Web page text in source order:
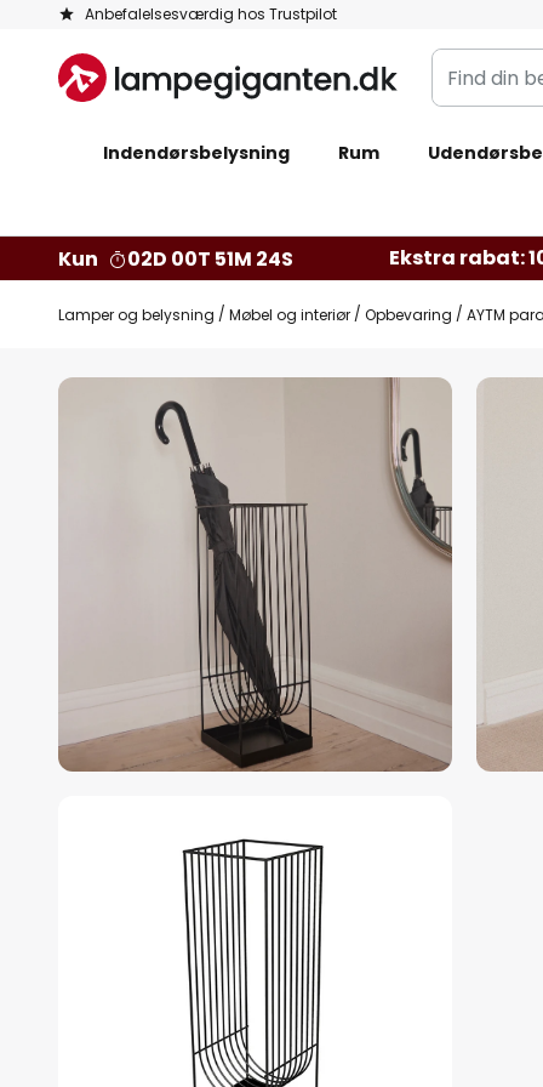
Anbefalelsesværdig hos Trustpilot
Skip
Content
Find
din
Indendørsbelysning Rum
Kun 02D 00T 51M 23S Ekstra rabat:
Lamper og belysning Møbel og interiør Opbevaring AYTM
Gå